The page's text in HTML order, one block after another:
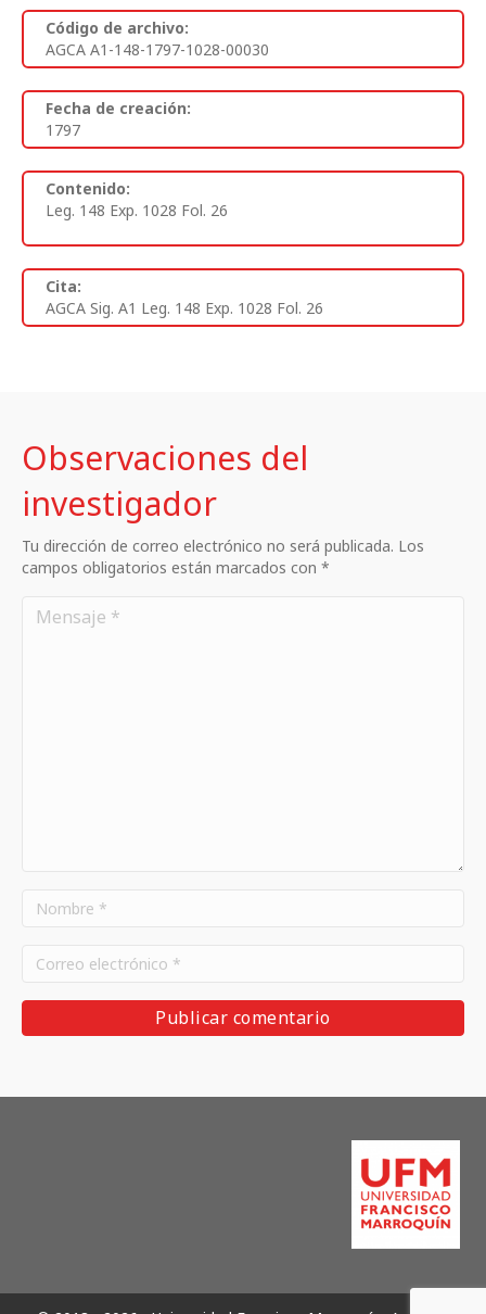
Código de archivo:
AGCA A1-148-1797-1028-00030
Fecha de creación:
1797
Contenido:
Leg. 148 Exp. 1028 Fol. 26
Cita:
AGCA Sig. A1 Leg. 148 Exp. 1028 Fol. 26
Observaciones del
investigador
Tu dirección de correo electrónico no será publicada. Los
campos obligatorios están marcados con *